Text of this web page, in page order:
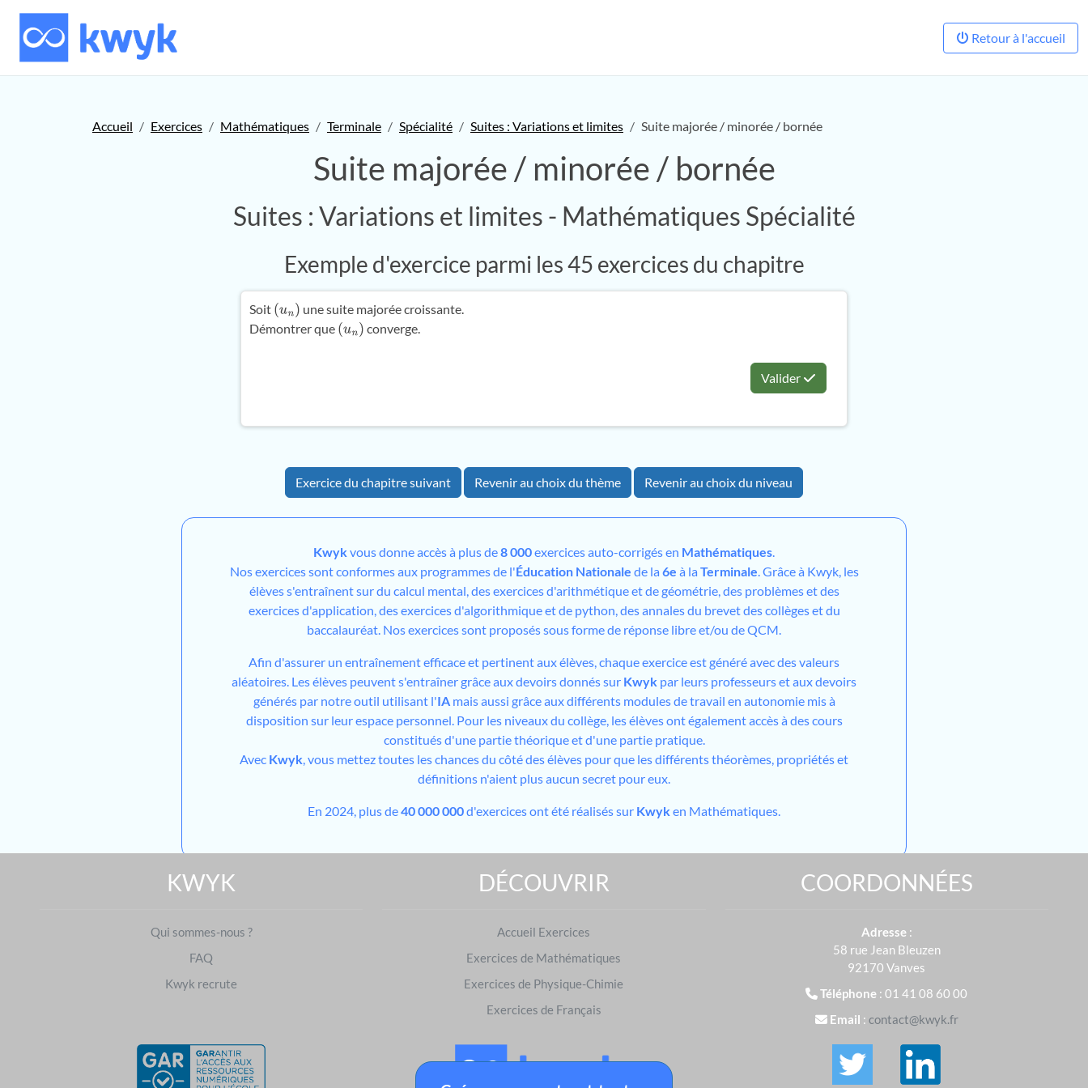
Retour à l'accueil
Accueil Exercices Mathématiques Terminale Spécialité Suites : Variations et limites Suite majorée / minorée / bornée
Suite majorée / minorée / bornée
Suites : Variations et limites - Mathématiques Spécialité
Exemple d'exercice parmi les 45 exercices du chapitre
Soit (un)
une suite majorée croissante.
Démontrer que (un) converge.
Valider
Exercice du chapitre suivant Revenir au choix du thème Revenir au choix du niveau
Kwykvous donne accès à plus de8 000exercices auto-corrigés en Mathématiques
Nos exercices sont conformes aux programmes de l'Éducation Nationale de la 6e à la Terminale . Grâce à Kwyk, les
élèves s'entraînent sur du calcul mental, des exercices d'arithmétique et de géométrie, des problèmes et des
exercices d'application, des exercices d'algorithmique et de python, des annales du brevet des collèges et du
baccalauréat. Nos exercices sont proposés sous forme de réponse libre et/ou de QCM.
Afin d'assurer un entraînement efficace et pertinent aux élèves, chaque exercice est généré avec des valeurs
aléatoires. Les élèves peuvent s'entraîner grâce aux devoirs donnés sur Kwyk par leurs professeurs et aux devoirs
générés par notre outil utilisant l'IAmais aussi grâce aux différents modules de travail en autonomie mis à
disposition sur leur espace personnel. Pour les niveaux du collège, les élèves ont également accès à des cours
constitués d'une partie théorique et d'une partie pratique.
Avec Kwyk , vous mettez toutes les chances du côté des élèves pour que les différents théorèmes, propriétés et
définitions n'aient plus aucun secret pour eux.
En 2024, plus de40 000 000d'exercices ont été réalisés sur Kwyken Mathématiques.
Brevet des collèges|Baccalauréat
S'entraîner dans d'autres matières
KWYK
Qui sommes-nous ?
FAQ
Kwyk recrute
DÉCOUVRIR
Accueil Exercices
Exercices de Mathématiques
Exercices de Physique-Chimie
Exercices de Français
COORDONNÉES
Adresse :
58 rue Jean Bleuzen
92170 Vanves
Téléphone : 01 41 08 60 00
Email : contact@kwyk.fr